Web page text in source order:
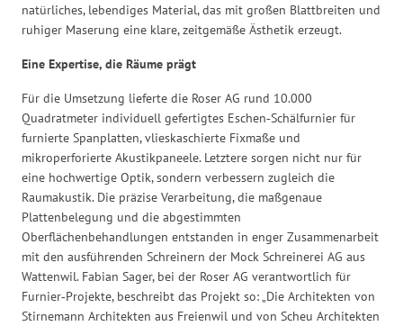
natürliches, lebendiges Material, das mit großen Blattbreiten und
ruhiger Maserung eine klare, zeitgemäße Ästhetik erzeugt.
Eine Expertise, die Räume prägt
Für die Umsetzung lieferte die Roser AG rund 10.000
Quadratmeter individuell gefertigtes Eschen‑Schälfurnier für
furnierte Spanplatten, vlieskaschierte Fixmaße und
mikroperforierte Akustikpaneele. Letztere sorgen nicht nur für
eine hochwertige Optik, sondern verbessern zugleich die
Raumakustik. Die präzise Verarbeitung, die maßgenaue
Plattenbelegung und die abgestimmten
Oberflächenbehandlungen entstanden in enger Zusammenarbeit
mit den ausführenden Schreinern der Mock Schreinerei AG aus
Wattenwil. Fabian Sager, bei der Roser AG verantwortlich für
Furnier‑Projekte, beschreibt das Projekt so: „Die Architekten von
Stirnemann Architekten aus Freienwil und von Scheu Architekten